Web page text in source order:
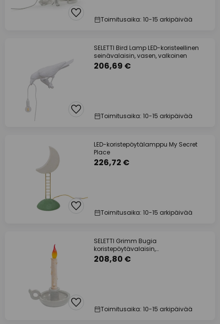
Toimitusaika: 10-15 arkipäivää
SELETTI Bird Lamp LED-koristeellinen
seinävalaisin, vasen, valkoinen
206,69 €
Toimitusaika: 10-15 arkipäivää
LED-koristepöytälamppu My Secret
Place
226,72 €
Toimitusaika: 10-15 arkipäivää
SELETTI Grimm Bugia
koristepöytävalaisin,
kynttilänmuotoinen, valkoinen
208,80 €
Toimitusaika: 10-15 arkipäivää